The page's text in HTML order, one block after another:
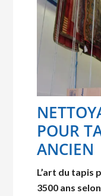
POUR
ANCIEN
L’art du tapis
3500 ans